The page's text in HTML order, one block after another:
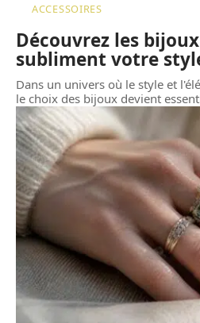
ACCESSOIRES
Découvrez les
subliment votre
Dans un univers où le style et
le choix des bijoux devient